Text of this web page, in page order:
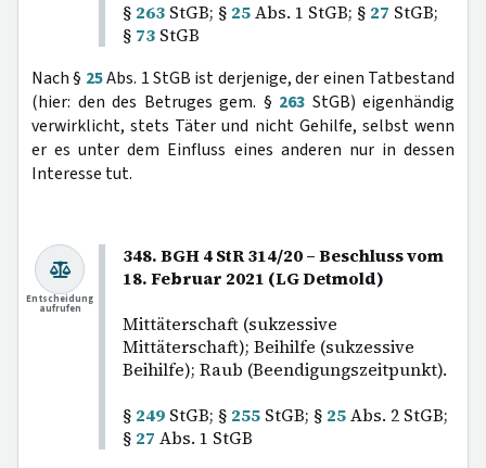
§ 263 StGB; § 25Abs. 1 StGB; § 27 StGB;
§ 73 StGB
Nach § 25Abs. 1 StGB ist derjenige, der einen Tatbestand
(hier: den des Betruges gem. § 263 StGB) eigenhändig
verwirklicht, stets Täter und nicht Gehilfe, selbst wenn
er es unter dem Einfluss eines anderen nur in dessen
Interesse tut.
348. BGH 4 StR 314/20 – Beschluss vom
18. Februar 2021 (LG Detmold)
Mittäterschaft (sukzessive
Mittäterschaft); Beihilfe (sukzessive
Beihilfe); Raub (Beendigungszeitpunkt).
§ 249 StGB; § 255 StGB; § 25Abs. 2 StGB;
§ 27 Abs. 1 StGB
Entscheidung
aufrufen